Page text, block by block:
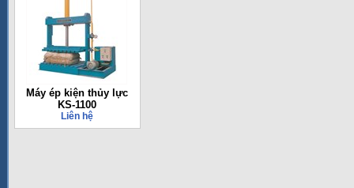
Máy ép kiện thủy lực
KS-1100
Liên hệ